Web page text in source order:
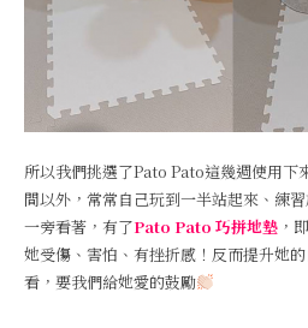
所以我們挑選了Pato Pato這幾週使用下
間以外，常常自己玩到一半站起來、練
一旁看著，有了Pato Pato 巧拼地墊 ，
她受傷、害怕、有挫折感！反而提升她
看，要我們給她愛的鼓勵